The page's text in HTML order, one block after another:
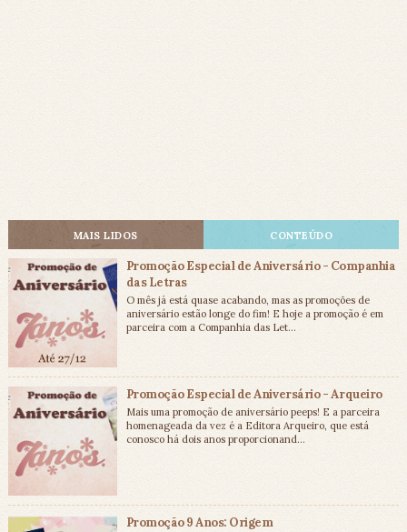
MAIS LIDOS CONTEÚDO
Promoção Especial de Aniversário - Companhia
das Letras
O mês já está quase acabando, mas as promoções de
aniversário estão longe do fim! E hoje a promoção é em
parceira com a Companhia das Let...
Promoção Especial de Aniversário - Arqueiro
Mais uma promoção de aniversário peeps! E a parceira
homenageada da vez é a Editora Arqueiro, que está
conosco há dois anos proporcionand...
Promoção 9 Anos: Origem